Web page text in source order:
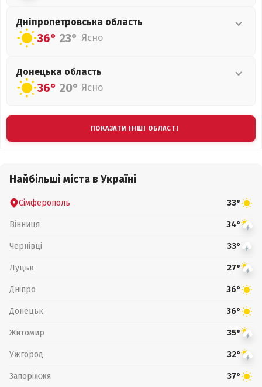
Дніпропетровська область
36° 23° Ясно
Донецька область
36° 20° Ясно
ПОКАЗАТИ ІНШІ ОБЛАСТІ
Найбільші міста в Україні
Сімферополь 33°
Вінниця 34°
Чернівці 33°
Луцьк 27°
Дніпро 36°
Донецьк 36°
Житомир 35°
Ужгород 32°
Запоріжжя 37°